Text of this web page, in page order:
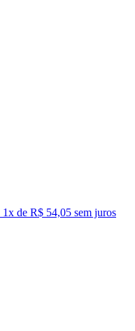
1x de R$ 54,05 sem juros